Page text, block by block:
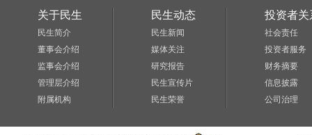
关于民生
民生简介
董事会介绍
监事会介绍
管理层介绍
附属机构
民生动态
民生新闻
媒体关注
研究报告
民生宣传片
民生荣誉
投资者关
社会责任
投资者服务
财务摘要
信息披露
公司治理